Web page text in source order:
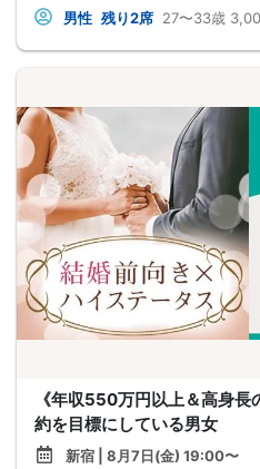
男性 残り2席 27〜33歳
《年収550万円以上＆高身長
約を目標にしている男女
新宿 | 8月7日(金) 19:00〜